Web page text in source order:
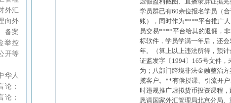
外汇
向外
备案
举控
开等
华人
论；
论；